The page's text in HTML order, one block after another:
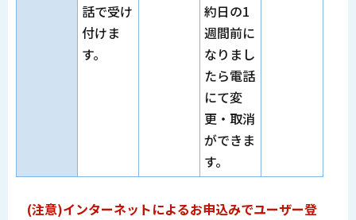
話で受け
付けま
す。
約日の1
週間前に
なりまし
たら電話
にて変
更・取消
ができま
す。
(注意)インターネットによるお申込みでユーザー登